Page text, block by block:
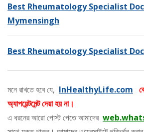
Best Rheumatology Specialist
Mymensingh
Best Rheumatology Specialist
মনে রাখতে হবে যে, InHealthyLife.com
অ্যাপয়েন্টমেন্ট দেয়া হয় না।
এ ধরনের আরো পোস্ট পেতে আমাদের